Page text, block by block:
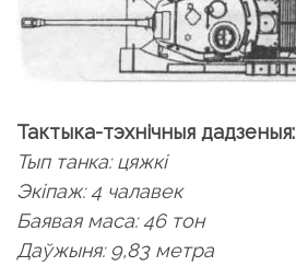
Тактыка-тэхнічныя дадзеныя:
Тып танка: цяжкі
Экіпаж: 4 чалавек
Баявая маса: 46 тон
Даўжыня: 9,83 метра